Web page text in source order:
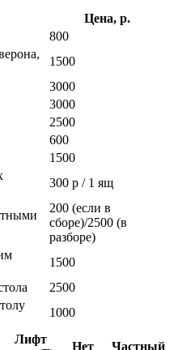
Цена, р.
800
1500
3000
3000
2500
600
1500
300 р / 1 ящ
200 (если в
сборе)/2500 (в
разборе)
1500
2500
1000
Лифт
Нет Частный